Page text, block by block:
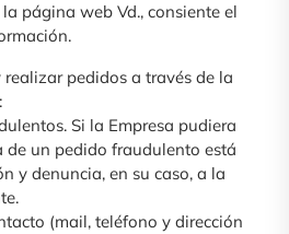
página web Vd., consiente el
pedidos a través de la
Si la Empresa pudiera
de un pedido fraudulento está
y denuncia, en su caso, a la
(mail, teléfono y dirección